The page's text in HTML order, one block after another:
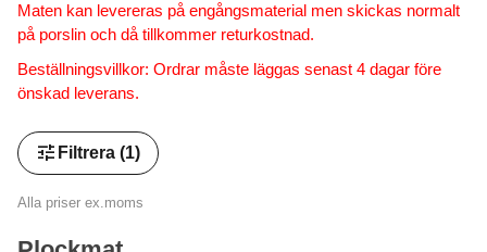
Maten kan levereras på engångsmaterial men skickas normalt
på porslin och då tillkommer returkostnad.
Beställningsvillkor: Ordrar måste läggas senast 4 dagar före
önskad leverans.
tune Filtrera (1)
Alla priser ex.moms